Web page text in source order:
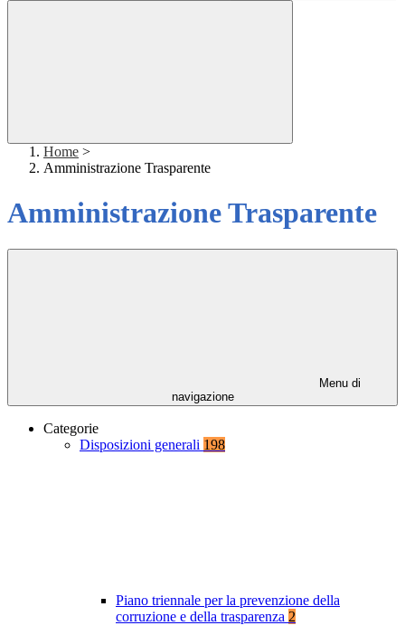
Home >
Amministrazione Trasparente
Amministrazione Trasparente
Menu di
navigazione
Categorie
Disposizioni generali 198
Piano triennale per la prevenzione della
corruzione e della trasparenza 2